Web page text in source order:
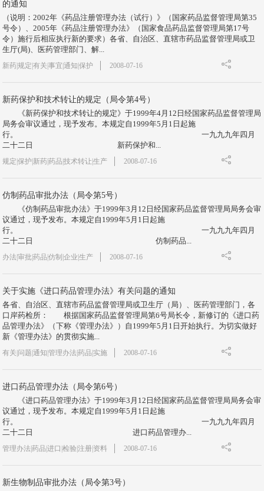
的通知
（说明：2002年《药品注册管理办法（试行）》（国家药品监督管理局第35
号令）、2005年《药品注册管理办法》（国家食品药品监督管理局第17号
令）施行后相应执行新的要求）各省、自治区、直辖市药品监督管理局或卫
生厅(局)、医药管理部门、解...
新药|规定|有关|事宜|通知|保护 2008-07-16
新药保护和技术转让的规定（局令第4号）
《新药保护和技术转让的规定》于1999年4月12日经国家药品监督管理局
局务会审议通过，现予发布。本规定自1999年5月1日起施
行。 一九九九年四月
二十二日 新药保护和...
规定|保护|新药|药品|技术转让|生产 2008-07-16
仿制药品审批办法（局令第5号）
《仿制药品审批办法》于1999年3月12日经国家药品监督管理局局务会审
议通过，现予发布。本规定自1999年5月1日起施
行。 一九九九年四月
二十二日 仿制药品...
办法|审批|药品|仿制|企业|生产 2008-07-16
关于实施《进口药品管理办法》有关问题的通知
各省、自治区、直辖市药品监督管理局或卫生厅（局）、医药管理部门，各
口岸药检所： 根据国家药品监督管理局第6号局长令，新修订的《进口药
品管理办法》（下称《管理办法》）自1999年5月1日开始执行。为切实做好
新《管理办法》的贯彻实施...
有关|问题|通知|管理办法|药品|实施 2008-07-16
进口药品管理办法（局令第6号）
《进口药品管理办法》于1999年3月12日经国家药品监督管理局局务会审
议通过，现予发布。本规定自1999年5月1日起施
行。 一九九九年四月
二十二日 进口药品管理办...
管理办法|药品|进口|检验|注册|资料 2008-07-16
新生物制品审批办法（局令第3号）